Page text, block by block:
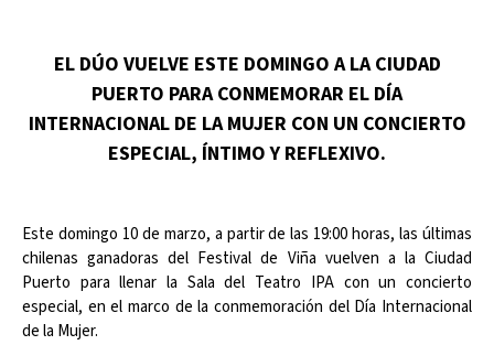
EL DÚO VUELVE ESTE DOMINGO A LA CIUDAD
PUERTO PARA CONMEMORAR EL DÍA
INTERNACIONAL DE LA MUJER CON UN CONCIERTO
ESPECIAL, ÍNTIMO Y REFLEXIVO.
Este domingo 10 de marzo, a partir de las 19:00 horas, las últimas
chilenas ganadoras del Festival de Viña vuelven a la Ciudad
Puerto para llenar la Sala del Teatro IPA con un concierto
especial, en el marco de la conmemoración del Día Internacional
de la Mujer.